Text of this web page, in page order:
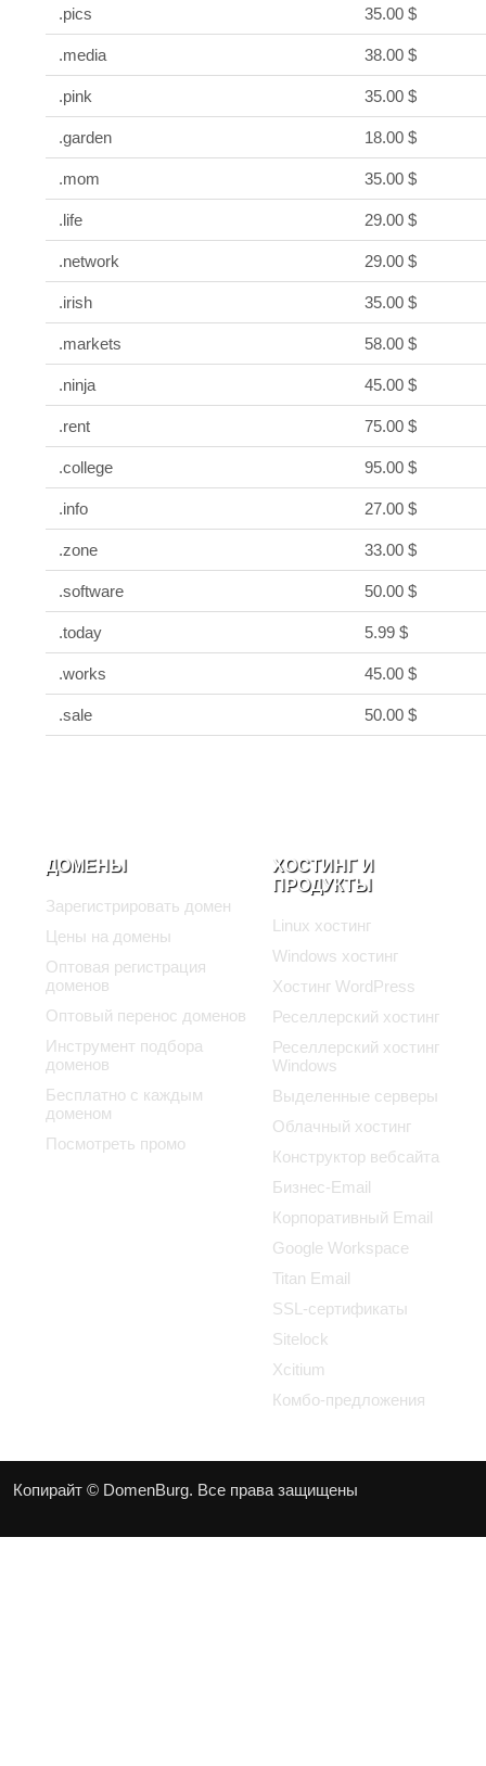
.pics 35.00 $
.media 38.00 $
.pink 35.00 $
.garden 18.00 $
.mom 35.00 $
.life 29.00 $
.network 29.00 $
.irish 35.00 $
.markets 58.00 $
.ninja 45.00 $
.rent 75.00 $
.college 95.00 $
.info 27.00 $
.zone 33.00 $
.software 50.00 $
.today 5.99 $
.works 45.00 $
.sale 50.00 $
ДОМЕНЫ
Зарегистрировать домен
Цены на домены
Оптовая регистрация
доменов
Оптовый перенос доменов
Инструмент подбора
доменов
Бесплатно с каждым
доменом
Посмотреть промо
ХОСТИНГ И
ПРОДУКТЫ
Linux хостинг
Windows хостинг
Хостинг WordPress
Реселлерский хостинг
Реселлерский хостинг
Windows
Выделенные серверы
Облачный хостинг
Конструктор вебсайта
Бизнес-Email
Корпоративный Email
Google Workspace
Titan Email
SSL-сертификаты
Sitelock
Xcitium
Комбо-предложения
Копирайт © DomenBurg. Все права защищены